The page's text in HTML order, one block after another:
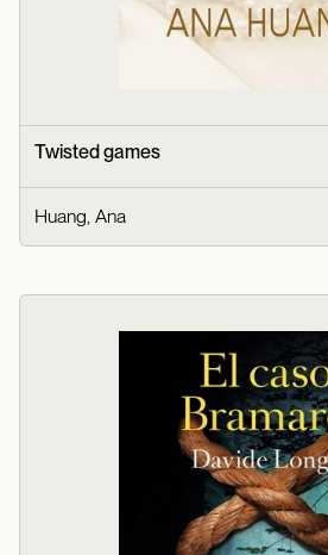
Twisted games
Huang, Ana